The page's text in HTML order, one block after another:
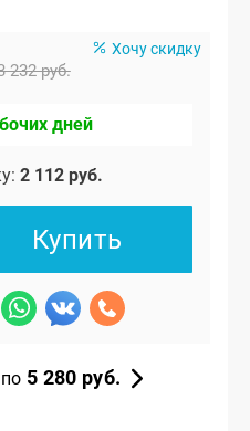
Хочу скидку
232 руб.
дней
2 112 руб.
Купить
5 280 руб.